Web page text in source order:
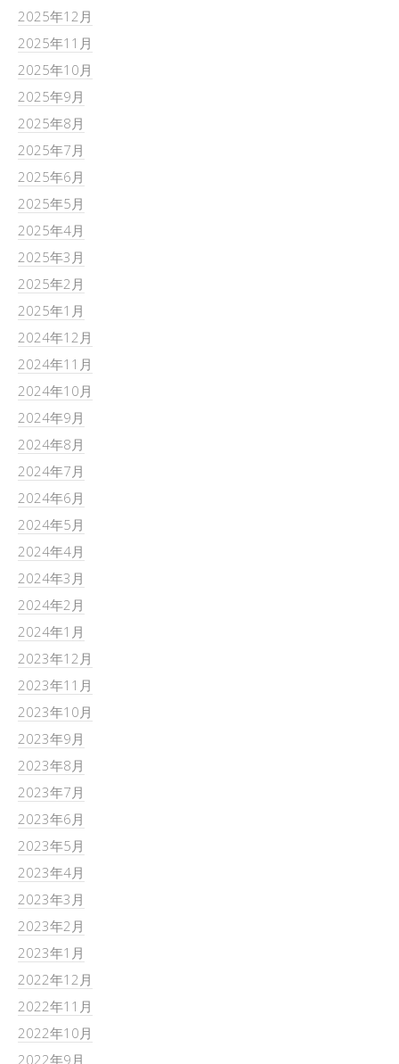
2025年12月
2025年11月
2025年10月
2025年9月
2025年8月
2025年7月
2025年6月
2025年5月
2025年4月
2025年3月
2025年2月
2025年1月
2024年12月
2024年11月
2024年10月
2024年9月
2024年8月
2024年7月
2024年6月
2024年5月
2024年4月
2024年3月
2024年2月
2024年1月
2023年12月
2023年11月
2023年10月
2023年9月
2023年8月
2023年7月
2023年6月
2023年5月
2023年4月
2023年3月
2023年2月
2023年1月
2022年12月
2022年11月
2022年10月
2022年9月